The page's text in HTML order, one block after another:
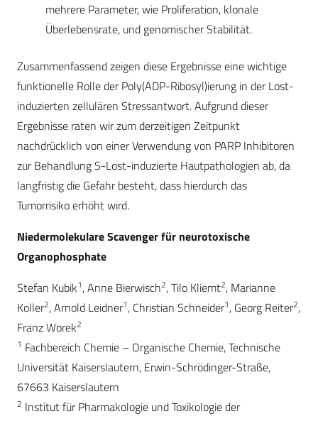
mehrere Parameter, wie Proliferation, klonale
Überlebensrate, und genomischer Stabilität.
Zusammenfassend zeigen diese Ergebnisse eine wichtige
funktionelle Rolle der Poly(ADP-Ribosyl)ierung in der Lost-
induzierten zellulären Stressantwort. Aufgrund dieser
Ergebnisse raten wir zum derzeitigen Zeitpunkt
nachdrücklich von einer Verwendung von PARP Inhibitoren
zur Behandlung S-Lost-induzierte Hautpathologien ab, da
langfristig die Gefahr besteht, dass hierdurch das
Tumorrisiko erhöht wird.
Niedermolekulare Scavenger für neurotoxische
Organophosphate
Stefan Kubik1, Anne Bierwisch2, Tilo Kliemt2, Marianne
Koller2, Arnold Leidner1, Christian Schneider1, Georg Reiter2,
Franz Worek2
1 Fachbereich Chemie – Organische Chemie, Technische
Universität Kaiserslautern, Erwin-Schrödinger-Straße,
67663 Kaiserslautern
2 Institut für Pharmakologie und Toxikologie der